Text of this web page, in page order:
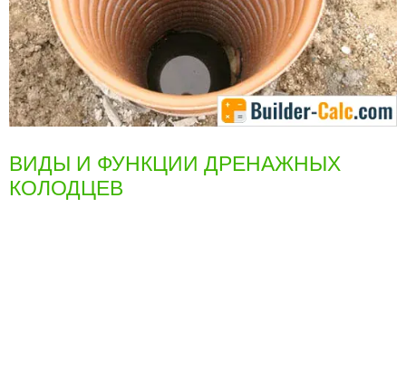
ВИДЫ И ФУНКЦИИ ДРЕНАЖНЫХ
КОЛОДЦЕВ